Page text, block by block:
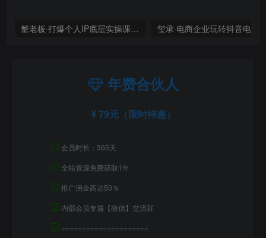
蟹老板·打爆个人IP底层实操课，教你成熟专业的打造IP技能，全方位带你做成一个能商业化IP
年费合伙人
79元（限时特惠）
☑ 会员时长：365天
☑ 全站资源免费获取1年
☑ 推广佣金高达50％
☑ 内部会员专属【微信】交流群
☑ =====================